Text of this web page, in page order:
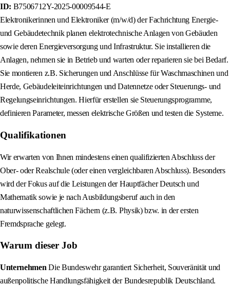
ID: B7506712Y-2025-00009544-E
Elektronikerinnen und Elektroniker (m/w/d) der Fachrichtung Energie-
und Gebäudetechnik planen elektrotechnische Anlagen von Gebäuden
sowie deren Energieversorgung und Infrastruktur. Sie installieren die
Anlagen, nehmen sie in Betrieb und warten oder reparieren sie bei Bedarf.
Sie montieren z.B. Sicherungen und Anschlüsse für Waschmaschinen und
Herde, Gebäudeleiteinrichtungen und Datennetze oder Steuerungs- und
Regelungseinrichtungen. Hierfür erstellen sie Steuerungsprogramme,
definieren Parameter, messen elektrische Größen und testen die Systeme.
Qualifikationen
Wir erwarten von Ihnen mindestens einen qualifizierten Abschluss der
Ober- oder Realschule (oder einen vergleichbaren Abschluss). Besonders
wird der Fokus auf die Leistungen der Hauptfächer Deutsch und
Mathematik sowie je nach Ausbildungsberuf auch in den
naturwissenschaftlichen Fächern (z.B. Physik) bzw. in der ersten
Fremdsprache gelegt.
Warum dieser Job
Unternehmen Die Bundeswehr garantiert Sicherheit, Souveränität und
außenpolitische Handlungsfähigkeit der Bundesrepublik Deutschland.